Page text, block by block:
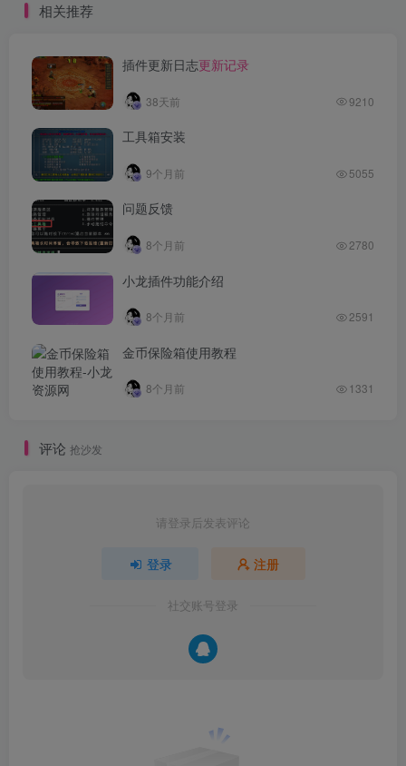
相关推荐
插件更新日志更新记录
38天前 9210
工具箱安装
9个月前 5055
问题反馈
8个月前 2780
小龙插件功能介绍
8个月前 2591
金币保险箱使用教程
8个月前 1331
评论 抢沙发
请登录后发表评论
登录 注册
社交账号登录